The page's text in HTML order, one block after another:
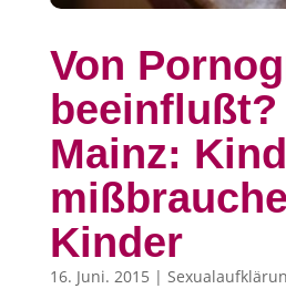
Von
Mainz:
Kinder
16. Juni. 2015 |